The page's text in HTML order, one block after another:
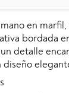
en
bordada
detalle